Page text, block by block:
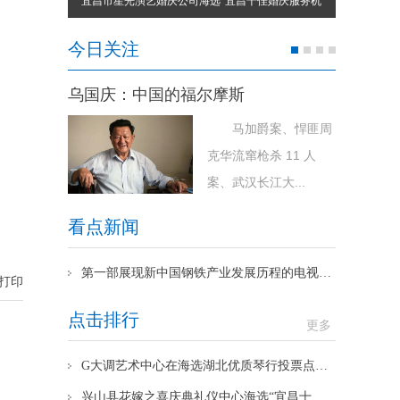
印
今日关注
乌国庆：中国的福尔摩斯
马加爵案、悍匪周
克华流窜枪杀 11 人
案、武汉长江大...
看点新闻
第一部展现新中国钢铁产业发展历程的电视剧《红房子》武汉开机
点击排行 更多
G大调艺术中心在海选湖北优质琴行投票点赞...
兴山县花嫁之喜庆典礼仪中心海选“宜昌十...